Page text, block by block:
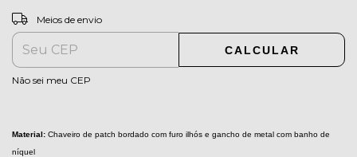
Entregas para o CEP:
Meios de envio
CALCULAR
Não sei meu CEP
Material: Chaveiro de patch bordado com furo ilhós e gancho de metal com banho de
níquel